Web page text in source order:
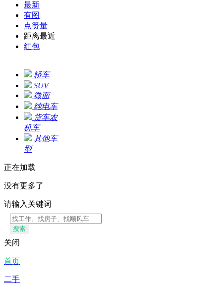
最新
有图
点赞量
距离最近
红包
轿车
SUV
微面
纯电车
货车农
机车
其他车
型
正在加载
没有更多了
请输入关键词
搜索
关闭
首页
二手